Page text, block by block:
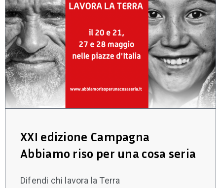
XXI edizione Campagna
Abbiamo riso per una cosa seria
Difendi chi lavora la Terra